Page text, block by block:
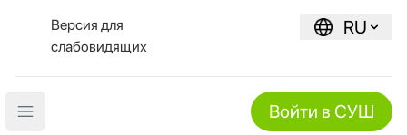
Версия для
слабовидящих
RU
Open main menu Войти в СУШ